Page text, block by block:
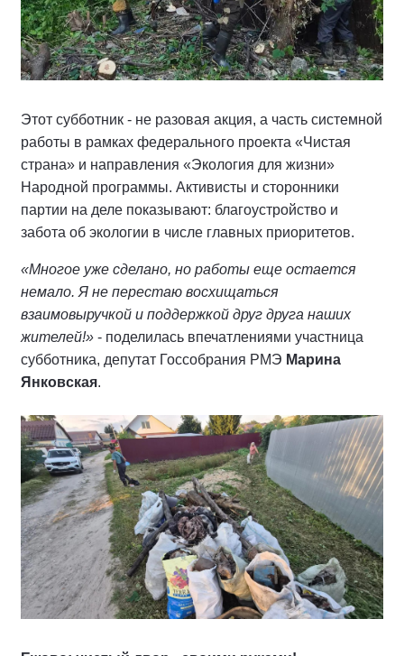
Этот субботник - не разовая акция, а часть системной
работы в рамках федерального проекта «Чистая
страна» и направления «Экология для жизни»
Народной программы. Активисты и сторонники
партии на деле показывают: благоустройство и
забота об экологии в числе главных приоритетов.
«Многое уже сделано, но работы еще остается
немало. Я не перестаю восхищаться
взаимовыручкой и поддержкой друг друга наших
жителей!» - поделилась впечатлениями участница
субботника, депутат Госсобрания РМЭ Марина
Янковская.